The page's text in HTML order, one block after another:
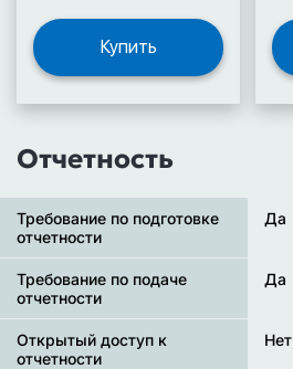
Купить
Отчетность
Требование по подготовке
отчетности
Да
Требование по подаче
отчетности
Да
Открытый доступ к
отчетности
Нет